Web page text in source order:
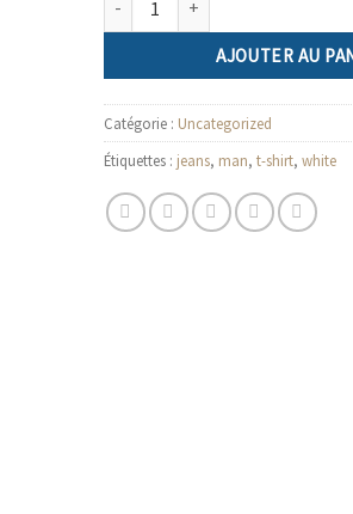
AJOUTER AU
Catégorie : Uncategorized
Étiquettes : jeans, man, t-shirt, white